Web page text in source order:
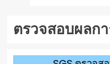
ตรวจสอบผลก